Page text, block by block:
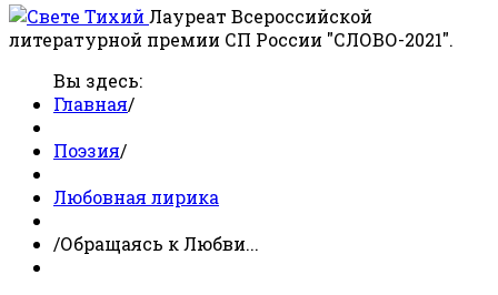
Лауреат Всероссийской
литературной премии СП России "СЛОВО-2021".
Вы здесь:
Главная/
Поэзия/
Любовная лирика
/Обращаясь к Любви...